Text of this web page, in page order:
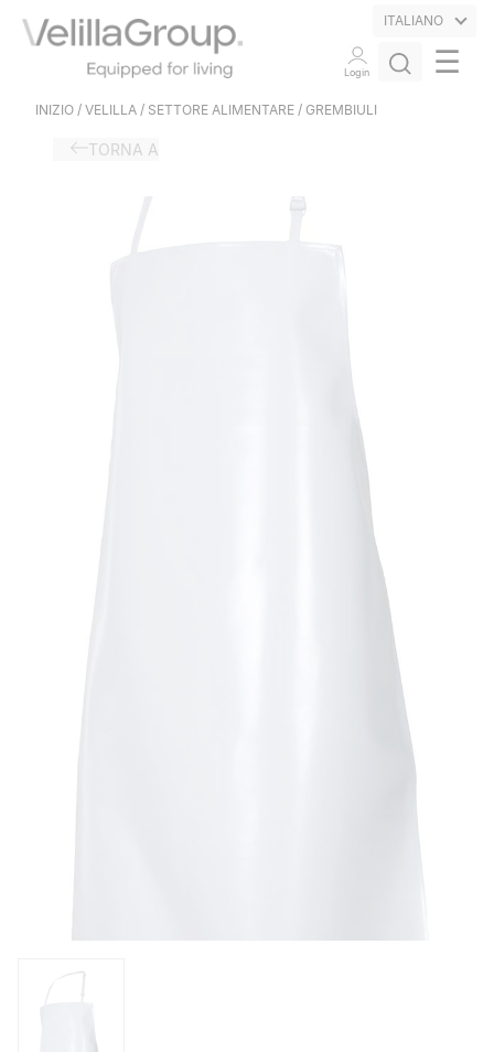
ITALIANO
Login ☰
INIZIO / VELILLA / SETTORE ALIMENTARE / GREMBIULI
TORNA A